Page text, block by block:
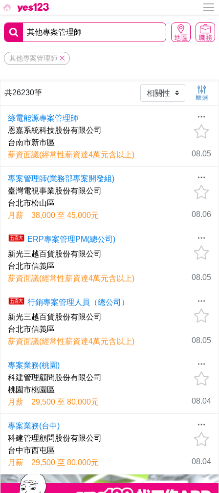
其他專案管理師
共26230筆
綠電能源專案管理師
恩嘉系統科技股份有限公司
台南市新市區
薪資面議(經常性薪資達4萬元含以上)
08.05
專案管理師(業務部專案開發組)
臺灣電視事業股份有限公司
台北市松山區
月薪 38,000 至 45,000元
08.06
ERP專案管理PM(總公司)
新光三越百貨股份有限公司
台北市信義區
薪資面議(經常性薪資達4萬元含以上)
08.05
行銷專案管理人員（總公司）
新光三越百貨股份有限公司
台北市信義區
薪資面議(經常性薪資達4萬元含以上)
08.05
專案業務(桃園)
科建管理顧問股份有限公司
桃園市桃園區
月薪 29,500 至 80,000元
08.04
專案業務(台中)
科建管理顧問股份有限公司
台中市西屯區
月薪 29,500 至 80,000元
08.04